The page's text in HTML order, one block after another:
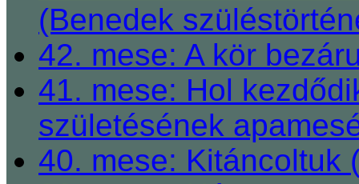
(Benedek
42. mese: A kör
41. mese: Hol
születésének
40. mese: Kitáncoltuk